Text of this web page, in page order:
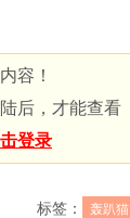
容！
后，才能查看
登录
标签： 轰趴猫